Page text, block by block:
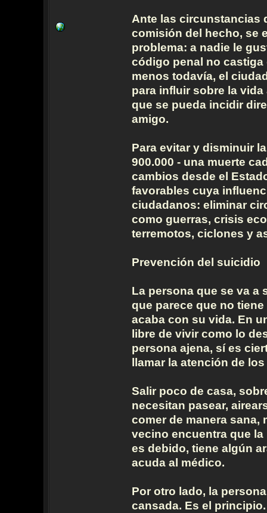
Ante las circunstancias
comisión del hecho, se
problema: a nadie le
código penal no
menos todavía, el
para influir sobre la
que se pueda incidir
amigo.
Para evitar y disminuir
900.000 - una muerte
cambios desde el
favorables cuya
ciudadanos: eliminar
como guerras, crisis
terremotos, ciclones y
Prevención del suicidio
La persona que se va a
que parece que no
acaba con su vida. En
libre de vivir como lo
persona ajena, sí es
llamar la atención de
Salir poco de casa,
necesitan pasear,
comer de manera sana,
vecino encuentra que
es debido, tiene algún
acuda al médico.
Por otro lado, la
cansada. Es el